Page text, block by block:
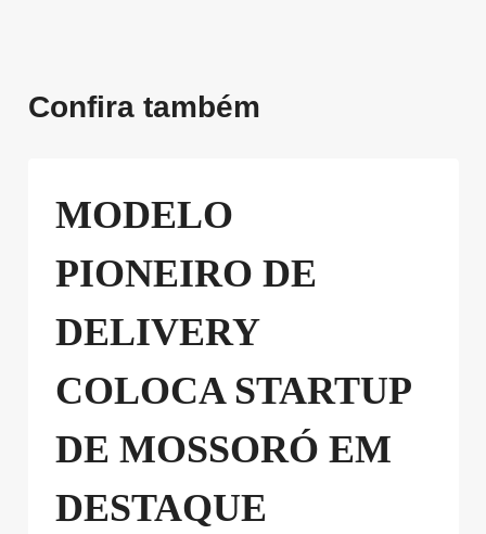
Confira também
MODELO
PIONEIRO DE
DELIVERY
COLOCA STARTUP
DE MOSSORÓ EM
DESTAQUE